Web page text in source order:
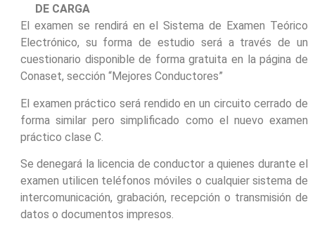
DE CARGA
El examen se rendirá en el Sistema de Examen Teórico
Electrónico, su forma de estudio será a través de un
cuestionario disponible de forma gratuita en la página de
Conaset, sección “Mejores Conductores”
El examen práctico será rendido en un circuito cerrado de
forma similar pero simplificado como el nuevo examen
práctico clase C.
Se denegará la licencia de conductor a quienes durante el
examen utilicen teléfonos móviles o cualquier sistema de
intercomunicación, grabación, recepción o transmisión de
datos o documentos impresos.